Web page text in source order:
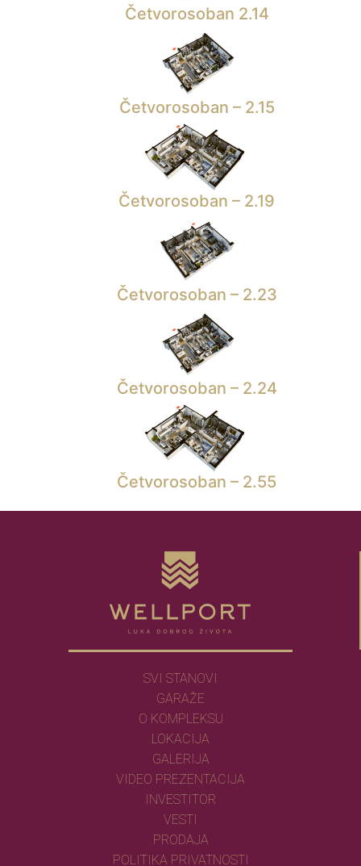
Četvorosoban 2.14
Četvorosoban – 2.15
Četvorosoban – 2.19
Četvorosoban – 2.23
Četvorosoban – 2.24
Četvorosoban – 2.55
SVI STANOVI
GARAŽE
O KOMPLEKSU
LOKACIJA
GALERIJA
VIDEO PREZENTACIJA
INVESTITOR
VESTI
PRODAJA
POLITIKA PRIVATNOSTI